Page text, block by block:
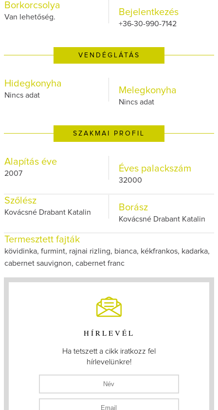
Borkorcsolya
Van lehetőség. Bejelentkezés
+36-30-990-7142
VENDÉGLÁTÁS
Hidegkonyha
Nincs adat Melegkonyha
Nincs adat
SZAKMAI PROFIL
Alapítás éve
2007 Éves palackszám
32000
Szőlész
Kovácsné Drabant Katalin Borász
Kovácsné Drabant Katalin
Termesztett fajták
kövidinka, furmint, rajnai rizling, bianca, kékfrankos, kadarka,
cabernet sauvignon, cabernet franc
HÍRLEVÉL
Ha tetszett a cikk iratkozz fel
hírlevelünkre!